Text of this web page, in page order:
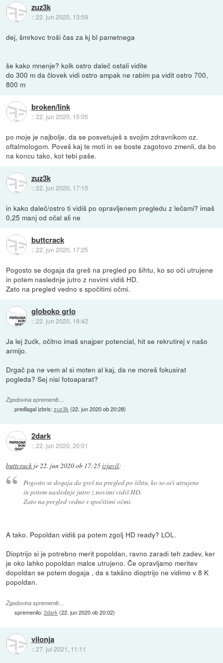
zuz3k
::22. jun 2020, 13:59
dej, šmrkovc troši čas za kj bl pametnega
še kako mnenje? kolk ostro daleč ostali vidite
do 300 m da človek vidi ostro ampak ne rabim pa vidit ostro 700,
800 m
broken/link
::22. jun 2020, 15:05
po moje je najbolje, da se posvetuješ s svojim zdravnikom oz.
oftalmologom. Poveš kaj te moti in se boste zagotovo zmenli, da bo
na koncu tako, kot tebi paše.
zuz3k
::22. jun 2020, 17:15
in kako daleč/ostro ti vidiš po opravljenem pregledu z lečami? imaš
0,25 manj od očal ali ne
buttcrack
::22. jun 2020, 17:25
Pogosto se dogaja da greš na pregled po šihtu, ko so oči utrujene
in potem naslednje jutro z novimi vidiš HD.
Zato na pregled vedno s spočitimi očmi.
globoko grlo
::22. jun 2020, 18:42
Ja lej žućk, očitno imaš snajper potencial, hit se rekrutirej v našo
armijo.
Drgač pa ne vem al si moten al kaj, da ne moreš fokusirat
pogleda? Sej nisi fotoaparat?
Zgodovina sprememb…
predlagal izbris:zuz3k (22. jun 2020 ob 20:28)
2dark
::22. jun 2020, 20:01
buttcrack je22. jun 2020 ob 17:25izjavil:
Pogosto se dogaja da greš na pregled po šihtu, ko so oči utrujene
in potem naslednje jutro z novimi vidiš HD.
Zato na pregled vedno s spočitimi očmi.
A tako. Popoldan vidiš pa potem zgolj HD ready? LOL.
Dioptrijo si je potrebno merit popoldan, ravno zaradi teh zadev, ker
je oko lahko popoldan malce utrujeno. Če opravljamo meritev
dopoldan se potem dogaja , da s takšno dioptrijo ne vidimo v 8 K
popoldan.
Zgodovina sprememb…
spremenilo:2dark (22. jun 2020 ob 20:02)
vilonja
::27. jul 2021, 11:11